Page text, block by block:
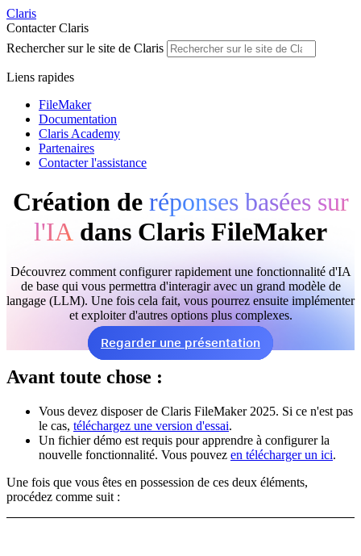
Claris
Contacter Claris
Rechercher sur le site de Claris
Liens rapides
FileMaker
Documentation
Claris Academy
Partenaires
Contacter l'assistance
Création de réponses basées sur
l'IA dans Claris FileMaker
Découvrez comment configurer rapidement une fonctionnalité d'IA
de base qui vous permettra d'interagir avec un grand modèle de
langage (LLM). Une fois cela fait, vous pourrez ensuite implémenter
et exploiter d'autres options plus complexes.
Regarder une présentation
Avant toute chose :
Vous devez disposer de Claris FileMaker 2025. Si ce n'est pas
le cas, téléchargez une version d'essai.
Un fichier démo est requis pour apprendre à configurer la
nouvelle fonctionnalité. Vous pouvez en télécharger un ici.
Une fois que vous êtes en possession de ces deux éléments,
procédez comme suit :